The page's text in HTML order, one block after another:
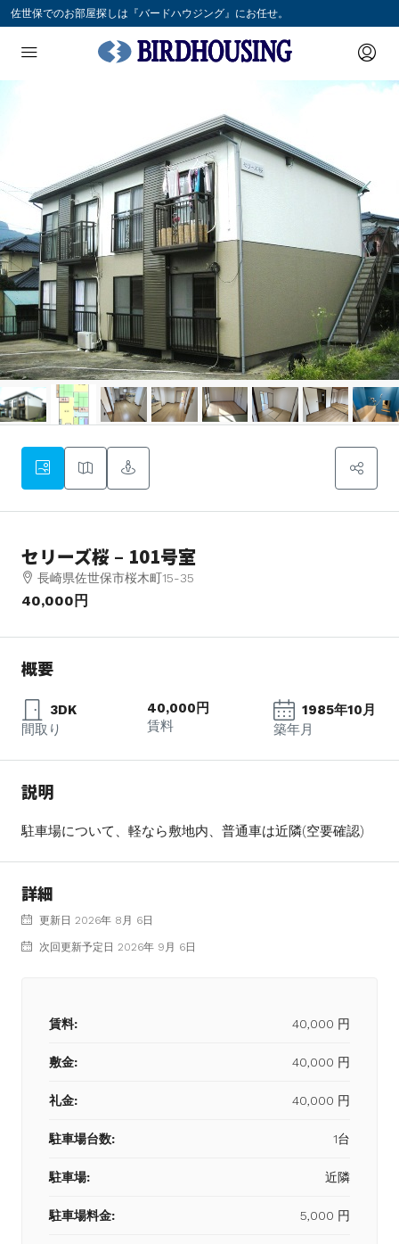
佐世保でのお部屋探しは『バードハウジング』にお任せ。
セリーズ桜 – 101号室
長崎県佐世保市桜木町15-35
40,000円
概要
3DK
間取り
40,000円
賃料
1985年10月
築年月
説明
駐車場について、軽なら敷地内、普通車は近隣(空要確認)
詳細
更新日 2026年 8月 6日
次回更新予定日 2026年 9月 6日
賃料: 40,000 円
敷金: 40,000 円
礼金: 40,000 円
駐車場台数: 1台
駐車場: 近隣
駐車場料金: 5,000 円